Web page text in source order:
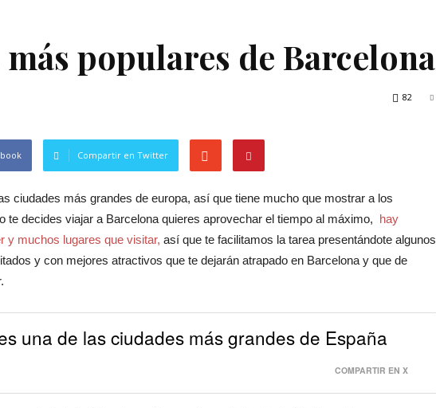
populares de Barcelona
82
Compartir en Twitter
ciudades más grandes de europa, así que tiene mucho que mostrar a los
te decides viajar a Barcelona quieres aprovechar el tiempo al máximo, hay
y muchos lugares que visitar, así que te facilitamos la tarea presentándote algunos
y con mejores atractivos que te dejarán atrapado en Barcelona y que de
una de las ciudades más grandes de España
COMPARTIR EN X